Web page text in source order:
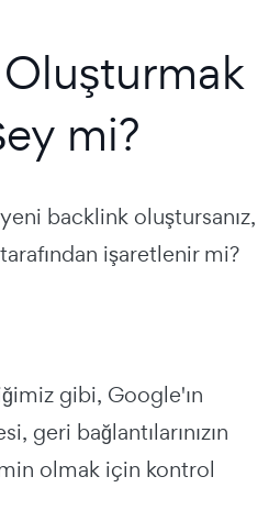
Oluşturmak
mi?
backlink oluştursanız,
işaretlenir mi?
gibi, Google'ın
geri bağlantılarınızın
olmak için kontrol